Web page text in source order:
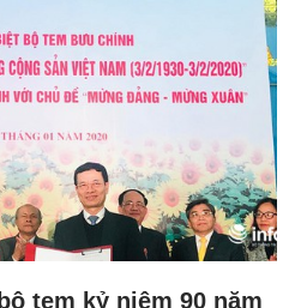
tem kỷ niệm 90 năm